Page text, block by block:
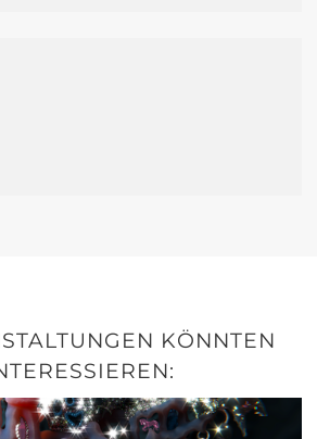
KÖNNTEN